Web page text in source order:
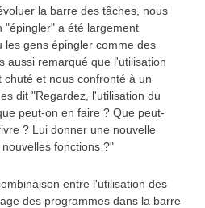
la barre des tâches, nous
"épingler" a été largement
les gens épingler comme des
aussi remarqué que l'utilisation
et nous confronté à un
dit "Regardez, l'utilisation du
peut-on en faire ? Que peut-
? Lui donner une nouvelle
fonctions ?"
entre l'utilisation des
des programmes dans la barre